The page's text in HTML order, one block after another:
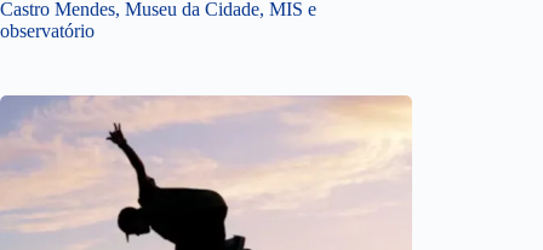
Castro Mendes, Museu da Cidade, MIS e
observatório